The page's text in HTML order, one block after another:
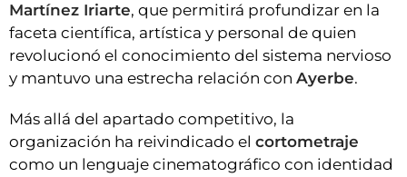
Martínez Iriarte, que permitirá profundizar en la
faceta científica, artística y personal de quien
revolucionó el conocimiento del sistema nervioso
y mantuvo una estrecha relación con Ayerbe.
Más allá del apartado competitivo, la
organización ha reivindicado el cortometraje
como un lenguaje cinematográfico con identidad